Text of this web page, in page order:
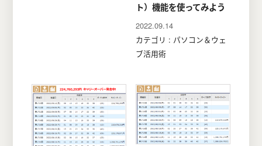
ト）機能を使ってみよう
2022.09.14
カテゴリ : パソコン＆ウェ
ブ活用術